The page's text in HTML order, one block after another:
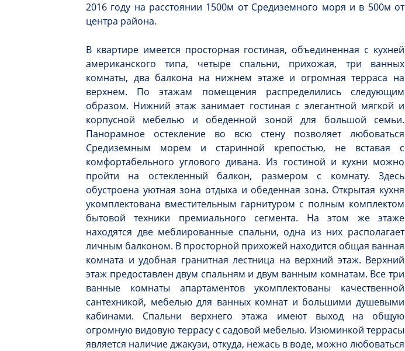
2016 году на расстоянии 1500м от Средиземного моря и в 500м от
центра района.
В квартире имеется просторная гостиная, объединенная с кухней
американского типа, четыре спальни, прихожая, три ванных
комнаты, два балкона на нижнем этаже и огромная терраса на
верхнем. По этажам помещения распределились следующим
образом. Нижний этаж занимает гостиная с элегантной мягкой и
корпусной мебелью и обеденной зоной для большой семьи.
Панорамное остекление во всю стену позволяет любоваться
Средиземным морем и старинной крепостью, не вставая с
комфортабельного углового дивана. Из гостиной и кухни можно
пройти на остекленный балкон, размером с комнату. Здесь
обустроена уютная зона отдыха и обеденная зона. Открытая кухня
укомплектована вместительным гарнитуром с полным комплектом
бытовой техники премиального сегмента. На этом же этаже
находятся две меблированные спальни, одна из них располагает
личным балконом. В просторной прихожей находится общая ванная
комната и удобная гранитная лестница на верхний этаж. Верхний
этаж предоставлен двум спальням и двум ванным комнатам. Все три
ванные комнаты апартаментов укомплектованы качественной
сантехникой, мебелью для ванных комнат и большими душевыми
кабинами. Спальни верхнего этажа имеют выход на общую
огромную видовую террасу с садовой мебелью. Изюминкой террасы
является наличие джакузи, откуда, нежась в воде, можно любоваться